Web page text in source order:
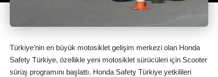
Türkiye’nin en büyük motosiklet gelişim merkezi olan Honda
Safety Türkiye, özellikle yeni motosiklet sürücüleri için Scooter
sürüş programını başlattı. Honda Safety Türkiye yetkilileri